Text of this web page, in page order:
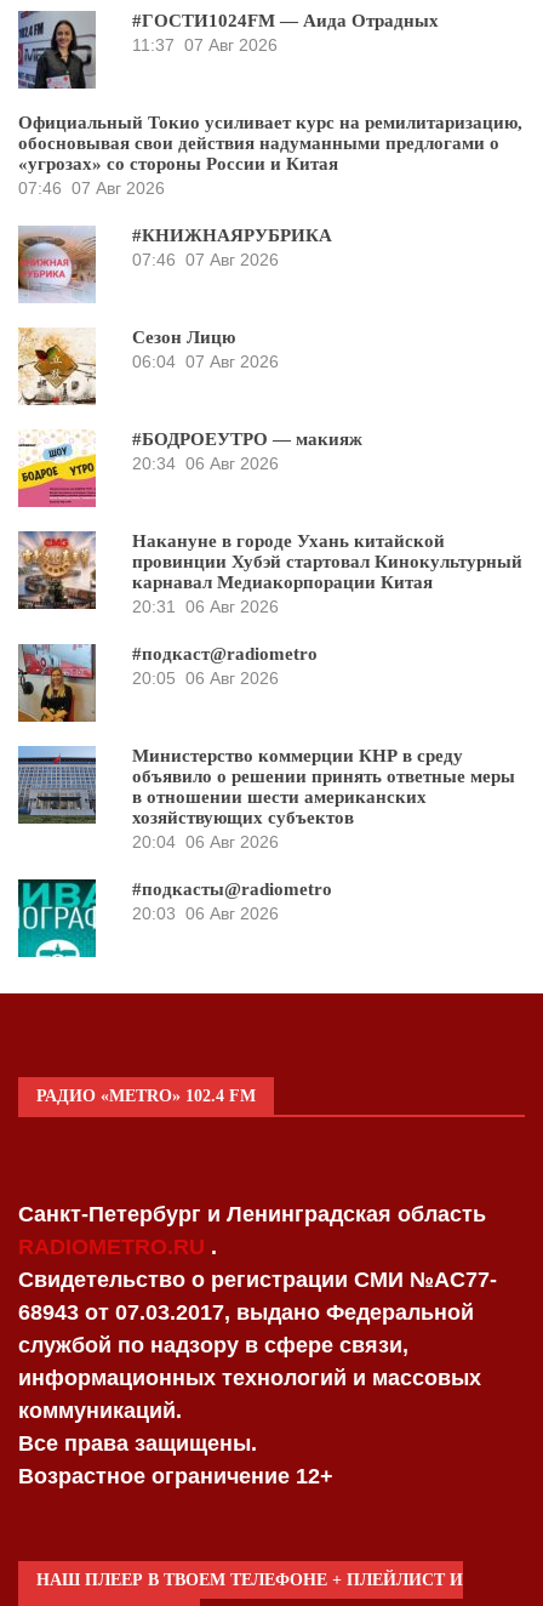
#ГОСТИ1024FM — Аида Отрадных
11:37 07 Авг 2026
Официальный Токио усиливает курс на ремилитаризацию,
обосновывая свои действия надуманными предлогами о
«угрозах» со стороны России и Китая
07:46 07 Авг 2026
#КНИЖНАЯРУБРИКА
07:46 07 Авг 2026
Сезон Лицю
06:04 07 Авг 2026
#БОДРОЕУТРО — макияж
20:34 06 Авг 2026
Накануне в городе Ухань китайской
провинции Хубэй стартовал Кинокультурный
карнавал Медиакорпорации Китая
20:31
06 Авг 2026
#подкаст@radiometro
20:05 06 Авг 2026
Министерство коммерции КНР в среду
объявило о решении принять ответные меры
в отношении шести американских
хозяйствующих субъектов
20:04 06 Авг 2026
#подкасты@radiometro
20:03 06 Авг 2026
РАДИО «METRO» 102.4 FM
Санкт-Петербург и Ленинградская область
RADIOMETRO.RU .
Свидетельство о регистрации СМИ №AC77-
68943 от 07.03.2017, выдано Федеральной
службой по надзору в сфере связи,
информационных технологий и массовых
коммуникаций.
Все права защищены.
Возрастное ограничение 12+
НАШ ПЛЕЕР В ТВОЕМ ТЕЛЕФОНЕ + ПЛЕЙЛИСТ И